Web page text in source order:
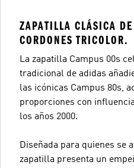
ZAPATILLA CLÁSICA
CORDONES TRICOLOR.
La zapatilla Campus 00s
tradicional de adidas
las icónicas Campus 80s,
proporciones con
los años 2000.
Diseñada para quienes se
zapatilla presenta un